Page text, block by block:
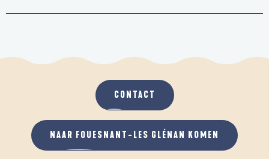
CONTACT
NAAR FOUESNANT-LES GLÉNAN KOMEN